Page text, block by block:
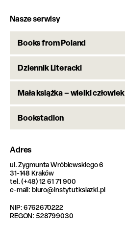
Nasze serwisy
Books from Poland
Dziennik Literacki
Mała książka – wielki człowiek
Bookstadion
Adres
ul. Zygmunta Wróblewskiego 6
31-148 Kraków
tel. (+48) 12 61 71 900
e-mail: biuro@instytutksiazki.pl
NIP: 6762670222
REGON: 528799030